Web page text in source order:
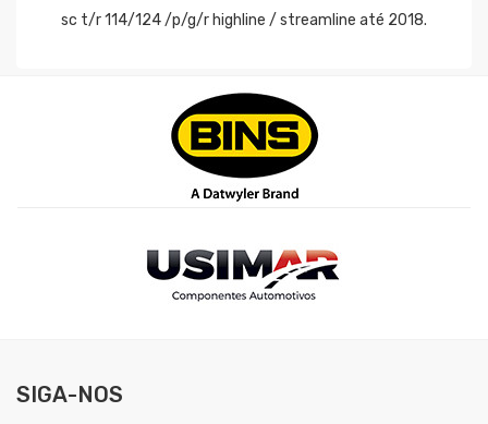
sc t/r 114/124 /p/g/r highline / streamline até 2018.
SIGA-NOS